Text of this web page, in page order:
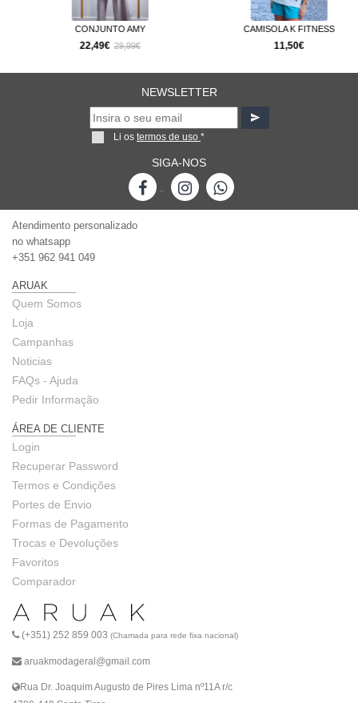
CONJUNTO AMY
22,49€ 29,99€
CAMISOLA K FITNESS
11,50€
NEWSLETTER
Li os termos de uso *
SIGA-NOS
-
Atendimento personalizado
no whatsapp
+351 962 941 049
ARUAK
Quem Somos
Loja
Campanhas
Noticias
FAQs - Ajuda
Pedir Informação
ÁREA DE CLIENTE
Login
Recuperar Password
Termos e Condições
Portes de Envio
Formas de Pagamento
Trocas e Devoluções
Favoritos
Comparador
(+351) 252 859 003 (Chamada para rede fixa nacional)
aruakmodageral@gmail.com
Rua Dr. Joaquim Augusto de Pires Lima nº11A r/c